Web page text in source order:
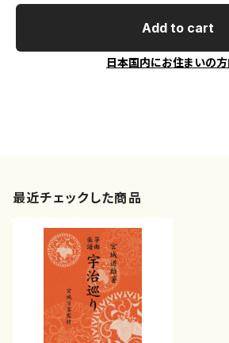
Add to cart
日本国内にお住まいの
最近チェックした商品